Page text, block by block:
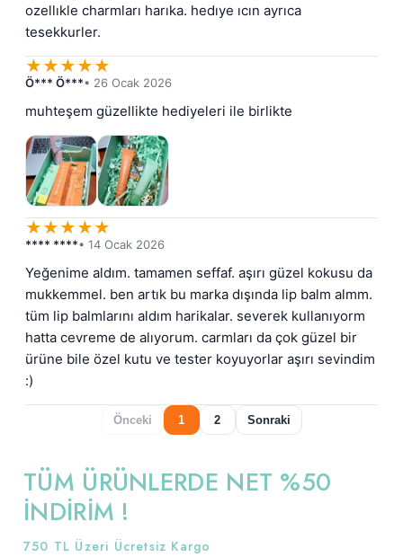
ozellıkle charmları harıka. hedıye ıcın ayrıca
tesekkurler.
★★★★★
Ö*** Ö***• 26 Ocak 2026
muhteşem güzellikte hediyeleri ile birlikte
★★★★★
**** ****• 14 Ocak 2026
Yeğenime aldım. tamamen seffaf. aşırı güzel kokusu da
mukkemmel. ben artık bu marka dışında lip balm almm.
tüm lip balmlarını aldım harikalar. severek kullanıyorm
hatta cevreme de alıyorum. carmları da çok güzel bir
ürüne bile özel kutu ve tester koyuyorlar aşırı sevindim
:)
Önceki 1 2 Sonraki
TÜM ÜRÜNLERDE NET %50
İNDİRİM !
750 TL Üzeri Ücretsiz Kargo